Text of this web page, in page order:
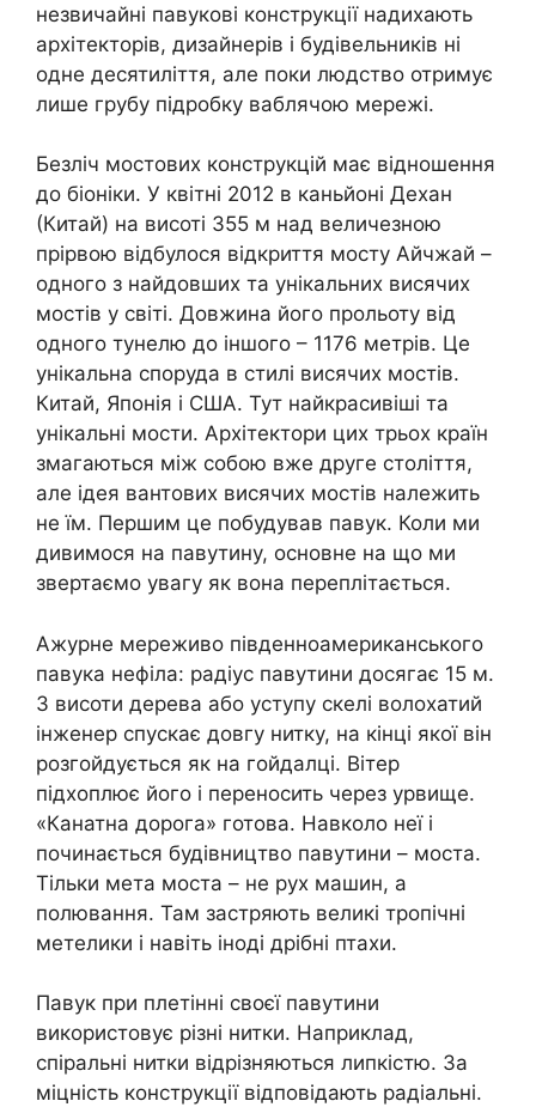
незвичайні павукові конструкції надихають
архітекторів, дизайнерів і будівельників ні
одне десятиліття, але поки людство отримує
лише грубу підробку ваблячою мережі.
Безліч мостових конструкцій має відношення
до біоніки. У квітні 2012 в каньйоні Дехан
(Китай) на висоті 355 м над величезною
прірвою відбулося відкриття мосту Айчжай –
одного з найдовших та унікальних висячих
мостів у світі. Довжина його прольоту від
одного тунелю до іншого – 1176 метрів. Це
унікальна споруда в стилі висячих мостів.
Китай, Японія і США. Тут найкрасивіші та
унікальні мости. Архітектори цих трьох країн
змагаються між собою вже друге століття,
але ідея вантових висячих мостів належить
не їм. Першим це побудував павук. Коли ми
дивимося на павутину, основне на що ми
звертаємо увагу як вона переплітається.
Ажурне мереживо південноамериканського
павука нефіла: радіус павутини досягає 15 м.
З висоти дерева або уступу скелі волохатий
інженер спускає довгу нитку, на кінці якої він
розгойдується як на гойдалці. Вітер
підхоплює його і переносить через урвище.
«Канатна дорога» готова. Навколо неї і
починається будівництво павутини – моста.
Тільки мета моста – не рух машин, а
полювання. Там застряють великі тропічні
метелики і навіть іноді дрібні птахи.
Павук при плетінні своєї павутини
використовує різні нитки. Наприклад,
спіральні нитки відрізняються липкістю. За
міцність конструкції відповідають радіальні.